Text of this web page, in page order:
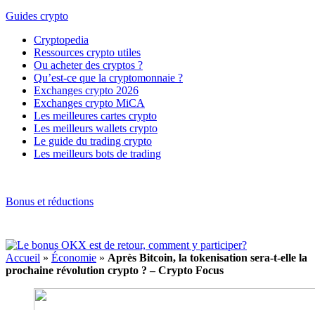
Guides crypto
Cryptopedia
Ressources crypto utiles
Ou acheter des cryptos ?
Qu’est-ce que la cryptomonnaie ?
Exchanges crypto 2026
Exchanges crypto MiCA
Les meilleures cartes crypto
Les meilleurs wallets crypto
Le guide du trading crypto
Les meilleurs bots de trading
Bonus et réductions
Accueil » Économie » Après Bitcoin, la tokenisation sera-t-elle la
prochaine révolution crypto ? – Crypto Focus